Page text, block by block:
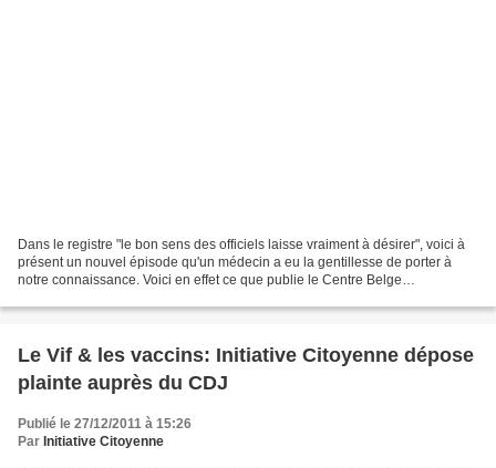
Dans le registre "le bon sens des officiels laisse vraiment à désirer", voici à
présent un nouvel épisode qu'un médecin a eu la gentillesse de porter à
notre connaissance. Voici en effet ce que publie le Centre Belge
Le Vif & les vaccins: Initiative Citoyenne dépose
plainte auprès du CDJ
Publié le 27/12/2011 à 15:26
Par Initiative Citoyenne